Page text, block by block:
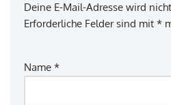
Deine E-Mail-Adresse wird
Erforderliche Felder sind mit *
Name *